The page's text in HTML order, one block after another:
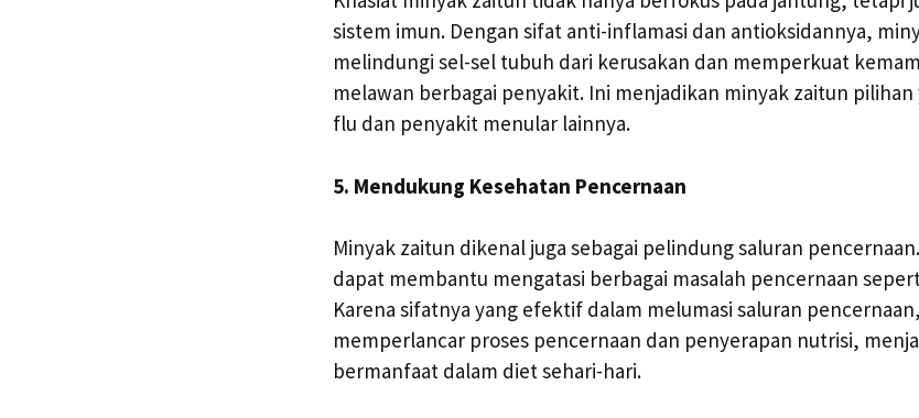
sistem imun. Dengan sifat anti-inflamasi dan antioksidannya,
melindungi sel-sel tubuh dari kerusakan dan memperkuat
melawan berbagai penyakit. Ini menjadikan minyak zaitun pilihan
flu dan penyakit menular lainnya.
5. Mendukung Kesehatan Pencernaan
Minyak zaitun dikenal juga sebagai pelindung saluran
dapat membantu mengatasi berbagai masalah pencernaan
Karena sifatnya yang efektif dalam melumasi saluran
memperlancar proses pencernaan dan penyerapan nutrisi,
bermanfaat dalam diet sehari-hari.